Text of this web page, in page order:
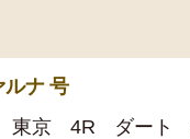
ルナ 号
東京 4R ダート